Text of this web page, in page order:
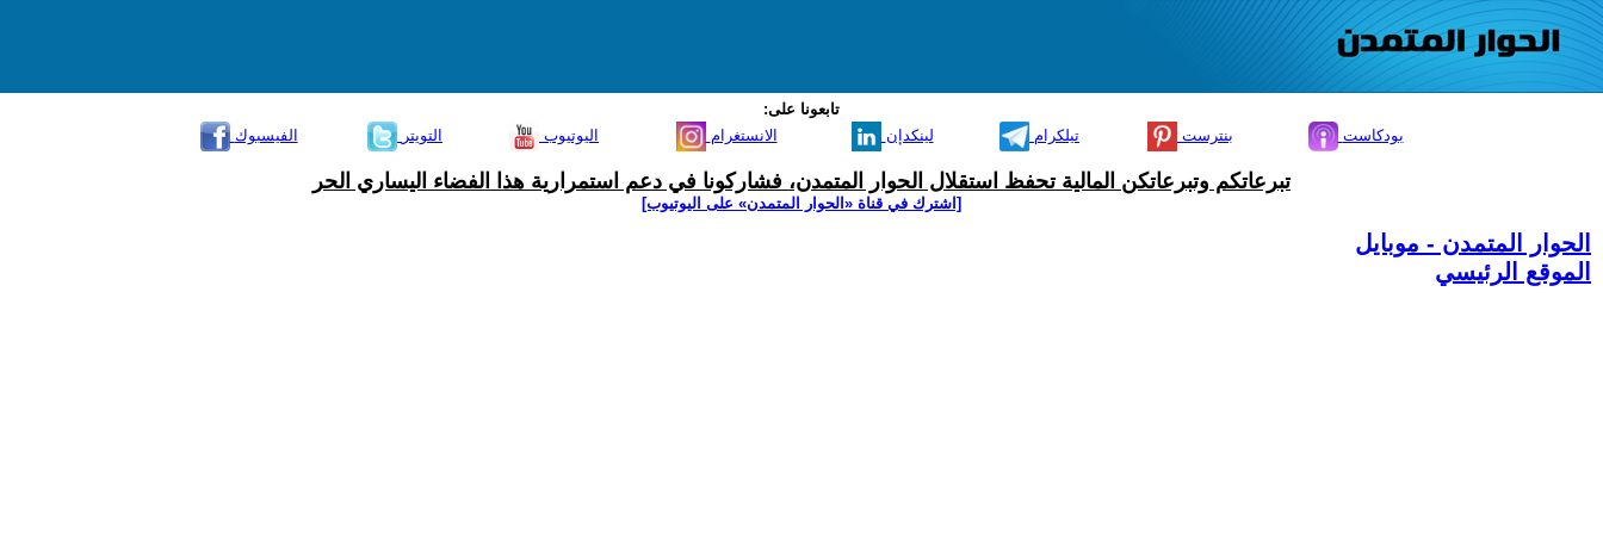
تابعونا على:
الفيسبوك
التويتر اليوتيوب الانستغرام لينكدإن تيلكرام بنترست بودكاست
تبرعاتكم وتبرعاتكن المالية تحفظ استقلال الحوار المتمدن، فشاركونا في دعم استمرارية هذا الفضاء اليساري الحر
[اشترك في قناة ‫«الحوار المتمدن» على اليوتيوب]
الحوار المتمدن - موبايل
الموقع الرئيسي